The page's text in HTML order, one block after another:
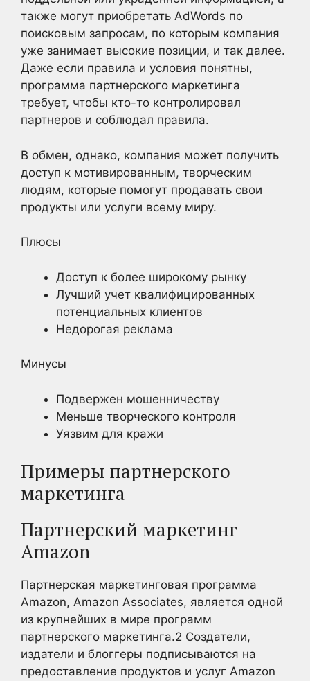
также могут приобретать AdWords по
поисковым запросам, по которым компания
уже занимает высокие позиции, и так далее.
Даже если правила и условия понятны,
программа партнерского маркетинга
требует, чтобы кто-то контролировал
партнеров и соблюдал правила.
В обмен, однако, компания может получить
доступ к мотивированным, творческим
людям, которые помогут продавать свои
продукты или услуги всему миру.
Плюсы
Доступ к более широкому рынку
Лучший учет квалифицированных
потенциальных клиентов
Недорогая реклама
Минусы
Подвержен мошенничеству
Меньше творческого контроля
Уязвим для кражи
Примеры партнерского
маркетинга
Партнерский маркетинг
Amazon
Партнерская маркетинговая программа
Amazon, Amazon Associates, является одной
из крупнейших в мире программ
партнерского маркетинга.2 Создатели,
издатели и блоггеры подписываются на
предоставление продуктов и услуг Amazon